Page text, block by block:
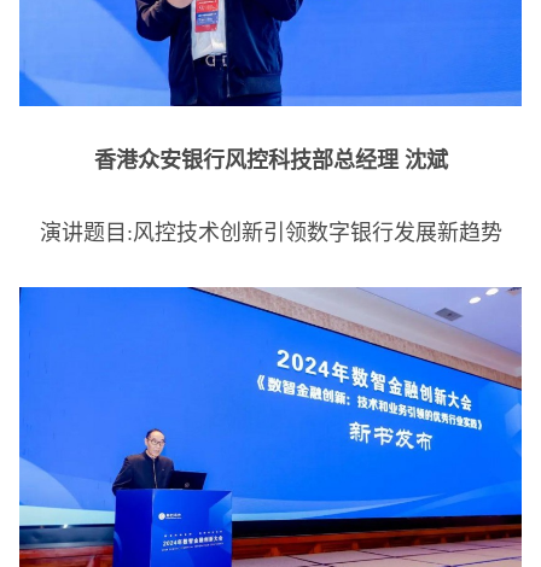
香港众安银行风控科技部总经理 沈斌
演讲题目:风控技术创新引领数字银行发展新趋势